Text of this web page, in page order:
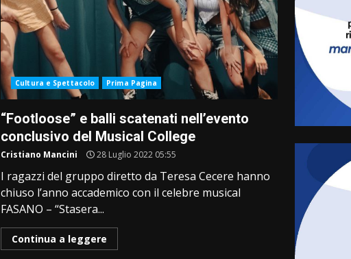
Cultura e Spettacolo Prima Pagina
“Footloose” e balli scatenati nell’evento
conclusivo del Musical College
Cristiano Mancini 28 Luglio 2022 05:55
I ragazzi del gruppo diretto da Teresa Cecere hanno
chiuso l’anno accademico con il celebre musical
FASANO – “Stasera...
Continua a leggere
4
5